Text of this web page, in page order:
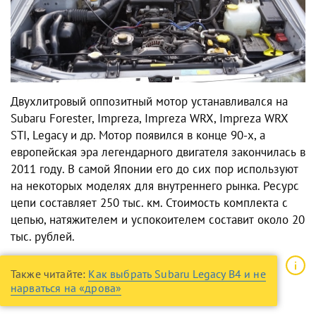
Двухлитровый оппозитный мотор устанавливался на
Subaru Forester, Impreza, Impreza WRX, Impreza WRX
STI, Legacy и др. Мотор появился в конце 90-х, а
европейская эра легендарного двигателя закончилась в
2011 году. В самой Японии его до сих пор используют
на некоторых моделях для внутреннего рынка. Ресурс
цепи составляет 250 тыс. км. Стоимость комплекта с
цепью, натяжителем и успокоителем составит около 20
тыс. рублей.
Также читайте: Как выбрать Subaru Legacy B4 и не
нарваться на «дрова»